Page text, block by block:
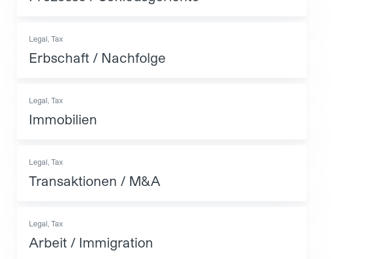
Legal, Tax
Erbschaft / Nachfolge
Legal, Tax
Immobilien
Legal, Tax
Transaktionen / M&A
Legal, Tax
Arbeit / Immigration